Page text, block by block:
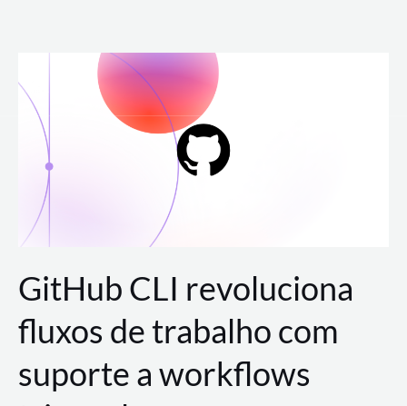
para
conteúdo
GitHub CLI revoluciona
fluxos de trabalho com
suporte a workflows